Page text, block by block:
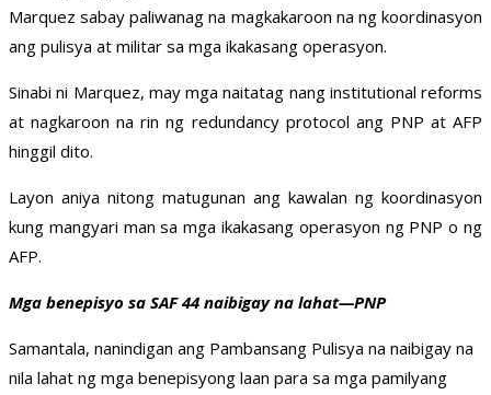
Marquez sabay paliwanag na magkakaroon na ng koordinasyon
ang pulisya at militar sa mga ikakasang operasyon.
Sinabi ni Marquez, may mga naitatag nang institutional reforms
at nagkaroon na rin ng redundancy protocol ang PNP at AFP
hinggil dito.
Layon aniya nitong matugunan ang kawalan ng koordinasyon
kung mangyari man sa mga ikakasang operasyon ng PNP o ng
AFP.
Mga benepisyo sa SAF 44 naibigay na lahat—PNP
Samantala, nanindigan ang Pambansang Pulisya na naibigay na
nila lahat ng mga benepisyong laan para sa mga pamilyang